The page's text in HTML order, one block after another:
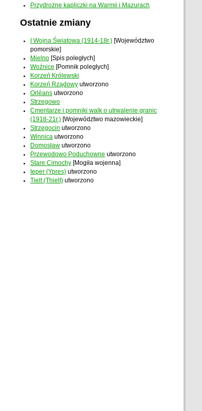
Przydrożne kapliczki na Warmii i Mazurach
Ostatnie zmiany
I Wojna Światowa (1914-18r.) [Województwo
pomorskie]
Mielno [Spis poległych]
Woźnice [Pomnik poległych]
Korzeń Królewski
Korzeń Rządowy utworzono
Orléans utworzono
Strzegowo
Cmentarze i pomniki walk o utrwalenie granic
(1918-21r.) [Województwo mazowieckie]
Strzegocin utworzono
Winnica utworzono
Domosław utworzono
Przewodowo Poduchowne utworzono
Stare Cimochy [Mogiła wojenna]
Ieper (Ypres) utworzono
Tielt (Thielt) utworzono